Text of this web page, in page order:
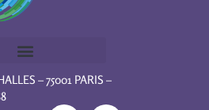
– 75001 PARIS –